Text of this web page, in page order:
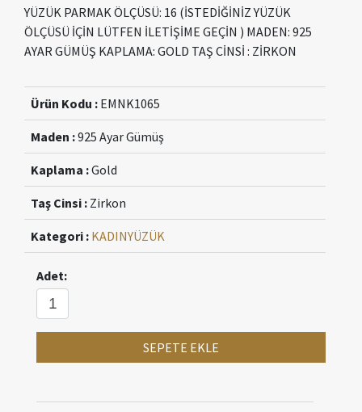
YÜZÜK PARMAK ÖLÇÜSÜ: 16 (İSTEDİĞİNİZ YÜZÜK
ÖLÇÜSÜ İÇİN LÜTFEN İLETİŞİME GEÇİN ) MADEN: 925
AYAR GÜMÜŞ KAPLAMA: GOLD TAŞ CİNSİ : ZİRKON
Ürün Kodu : EMNK1065
Maden :925 Ayar Gümüş
Kaplama :Gold
Taş Cinsi : Zirkon
Kategori : KADINYÜZÜK
Adet:
SEPETE EKLE